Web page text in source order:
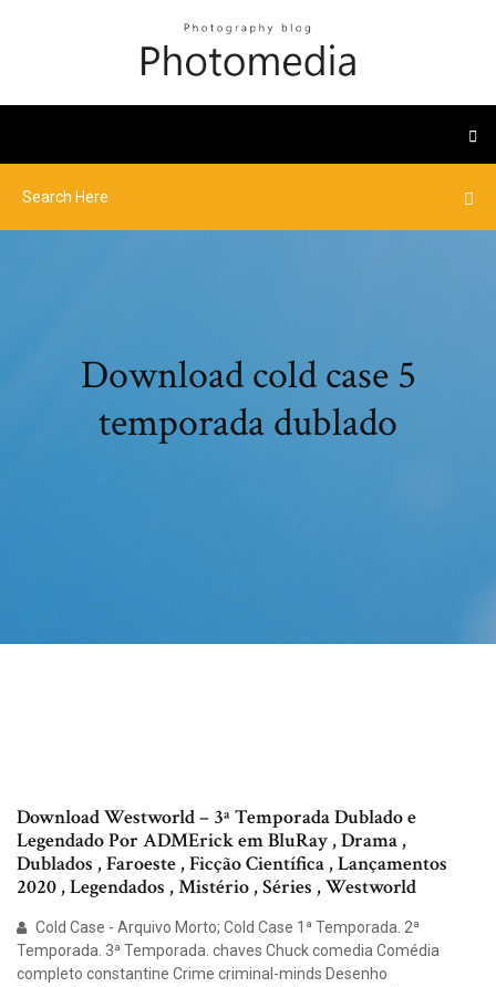
Download cold case 5
temporada dublado
Download Westworld – 3ª Temporada Dublado e
Legendado Por ADMErick em BluRay , Drama ,
Dublados , Faroeste , Ficção Científica , Lançamentos
2020 , Legendados , Mistério , Séries , Westworld
Cold Case - Arquivo Morto; Cold Case 1ª Temporada. 2ª
Temporada. 3ª Temporada. chaves Chuck comedia Comédia
completo constantine Crime criminal-minds Desenho